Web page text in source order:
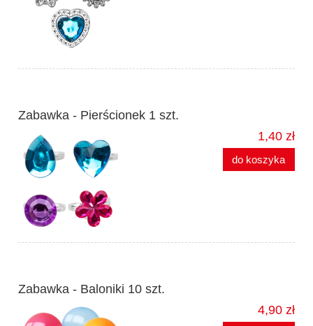
Zabawka - Pierścionek 1 szt.
1,40 zł
do koszyka
Zabawka - Baloniki 10 szt.
4,90 zł